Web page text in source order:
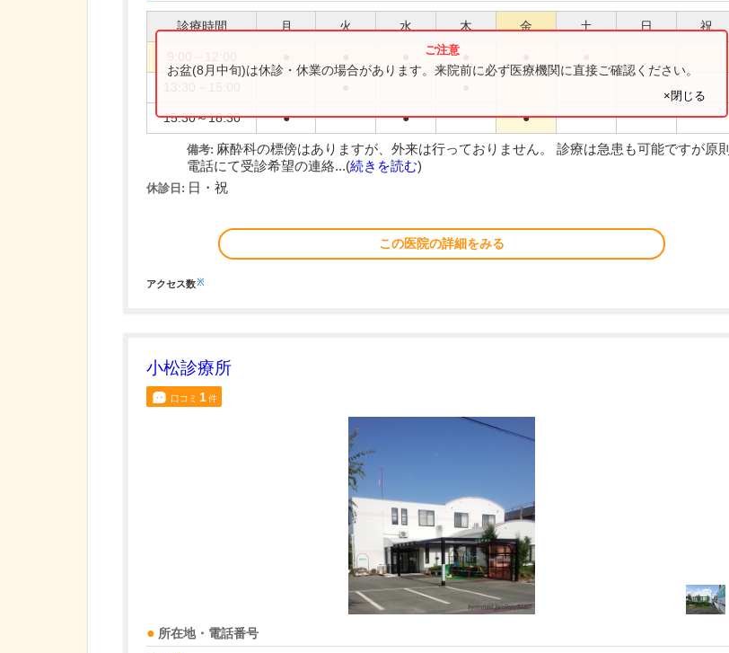
診療時間 月 火 水 木 金 土 日 祝
15:30～18:30 ● ● ●
お盆(8月中旬)は休診・休業の場合があります。来院前に必ず医療機関に直接ご確認ください。
×閉じる
備考: 麻酔科の標傍はありますが、外来は行っておりません。 診療は急患も可能ですが原則
電話にて受診希望の連絡...(続きを読む)
休診日: 日・祝
この医院の詳細をみる
アクセス数※
小松診療所
口コミ 1件
所在地・電話番号